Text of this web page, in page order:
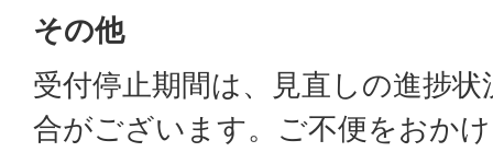
その他
受付停止期間は、見直しの進捗
合がございます。ご不便をおか